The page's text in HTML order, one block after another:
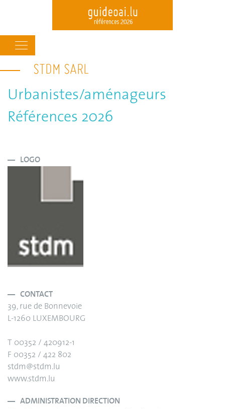
content
navigation
STDM SARL
Urbanistes/aménageurs
Références 2026
LOGO
CONTACT
39, rue de Bonnevoie
L-1260 LUXEMBOURG
T 00352 / 420912-1
F 00352 / 422 802
stdm@stdm.lu
www.stdm.lu
ADMINISTRATION DIRECTION